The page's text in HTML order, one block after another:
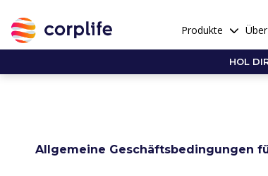
Produkte
HOL
Allgemeine Geschäftsbedingungen